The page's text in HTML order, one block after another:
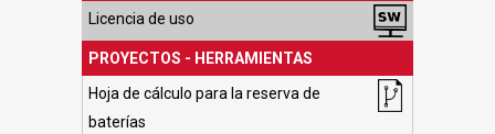
Licencia de uso
PROYECTOS - HERRAMIENTAS
Hoja de cálculo para la reserva de
baterías